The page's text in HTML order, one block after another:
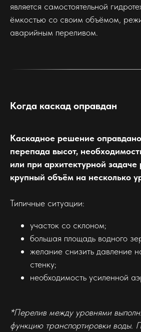
является самостоятельной
ёмкостью со своим объёмом,
аварийным переливом.
Когда каскад оправдан
Каскадное решение
перепада высот,
или при архитектурной задаче
крупный объём на несколько
Типичные ситуации:
участок со склоном;
большая площадь водного
желание снизить давление
стенку;
необходимость усиленной
*Перелив между уровнями
функцию транспортировки воды.